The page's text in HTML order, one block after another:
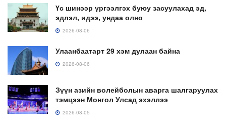
Үс шинээр үргээлгэх буюу засуулахад эд,
эдлэл, идээ, ундаа олно
2026-08-06
Улаанбаатарт 29 хэм дулаан байна
2026-08-06
Зүүн азийн волейболын аварга шалгаруулах
тэмцээн Монгол Улсад эхэллээ
2026-08-05